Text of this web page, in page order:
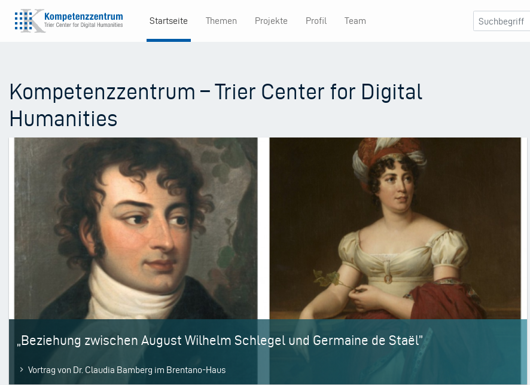
Direkt
zum
Inhalt
Main
Startseite Themen Projekte Profil Team
Kompetenzzentrum – Trier Center for Digital
Humanities
„Beziehung zwischen August Wilhelm Schlegel und Germaine de Staël”
Vortrag von Dr. Claudia Bamberg im Brentano-Haus